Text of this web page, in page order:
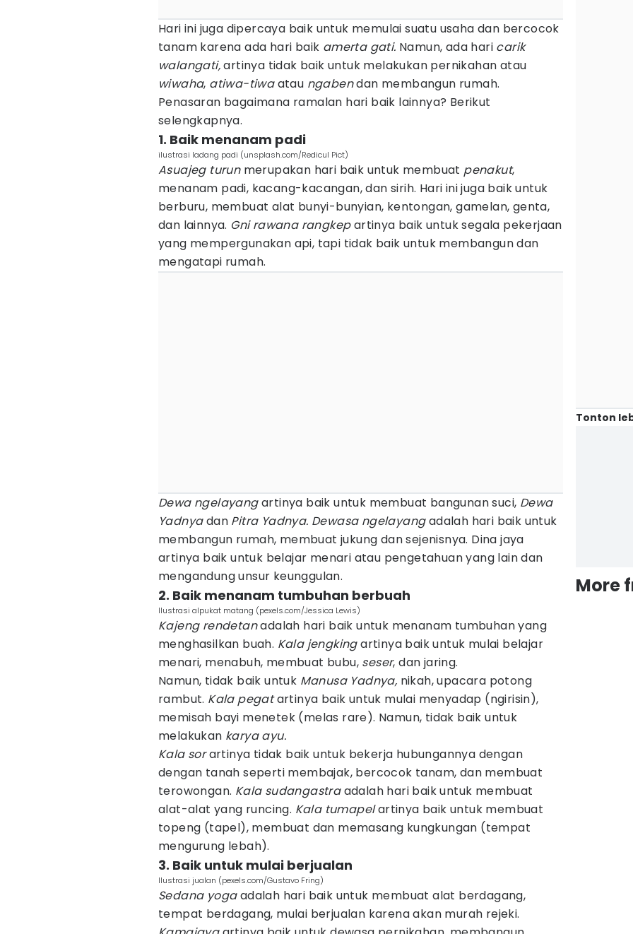
Hari ini juga dipercaya baik untuk memulai suatu usaha dan bercocok
tanam karena ada hari baik amerta gati. Namun, ada hari carik
walangati,artinya tidak baik untuk melakukan pernikahan atau
wiwaha, atiwa-tiwaatau ngabendan membangun rumah.
Penasaran bagaimana ramalan hari baik lainnya? Berikut
selengkapnya.
1. Baik menanam padi
ilustrasi ladang padi (unsplash.com/Redicul Pict)
Asuajeg turunmerupakan hari baik untuk membuat penakut,
menanam padi, kacang-kacangan, dan sirih. Hari ini juga baik untuk
berburu, membuat alat bunyi-bunyian, kentongan, gamelan, genta,
dan lainnya. Gni rawana rangkepartinya baik untuk segala pekerjaan
yang mempergunakan api, tapi tidak baik untuk membangun dan
mengatapi rumah.
Dewa ngelayangartinya baik untuk membuat bangunan suci, Dewa
Yadnyadan Pitra Yadnya. Dewasa ngelayangadalah hari baik untuk
membangun rumah, membuat jukung dan sejenisnya. Dina jaya
artinya baik untuk belajar menari atau pengetahuan yang lain dan
mengandung unsur keunggulan.
2. Baik menanam tumbuhan berbuah
Ilustrasi alpukat matang (pexels.com/Jessica Lewis)
Kajeng rendetanadalah hari baik untuk menanam tumbuhan yang
menghasilkan buah. Kala jengkingartinya baik untuk mulai belajar
menari, menabuh, membuat bubu, seser, dan jaring.
Namun, tidak baik untuk Manusa Yadnya, nikah, upacara potong
rambut. Kala pegatartinya baik untuk mulai menyadap (ngirisin),
memisah bayi menetek (melas rare). Namun, tidak baik untuk
melakukan karya ayu.
Kala sorartinya tidak baik untuk bekerja hubungannya dengan
dengan tanah seperti membajak, bercocok tanam, dan membuat
terowongan. Kala sudangastraadalah hari baik untuk membuat
alat-alat yang runcing. Kala tumapelartinya baik untuk membuat
topeng (tapel), membuat dan memasang kungkungan (tempat
mengurung lebah).
3. Baik untuk mulai berjualan
Ilustrasi jualan (pexels.com/Gustavo Fring)
Sedana yogaadalah hari baik untuk membuat alat berdagang,
tempat berdagang, mulai berjualan karena akan murah rejeki.
Tonton
More